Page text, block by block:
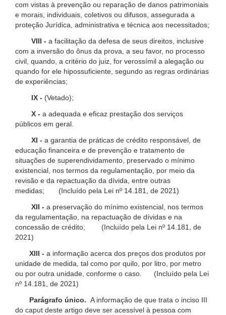
com vistas à prevenção ou reparação de danos patrimoniais
e morais, individuais, coletivos ou difusos, assegurada a
proteção Jurídica, administrativa e técnica aos necessitados;
VIII - a facilitação da defesa de seus direitos, inclusive
com a inversão do ônus da prova, a seu favor, no processo
civil, quando, a critério do juiz, for verossímil a alegação ou
quando for ele hipossuficiente, segundo as regras ordinárias
de experiências;
IX - (Vetado);
X - a adequada e eficaz prestação dos serviços
públicos em geral.
XI - a garantia de práticas de crédito responsável, de
educação financeira e de prevenção e tratamento de
situações de superendividamento, preservado o mínimo
existencial, nos termos da regulamentação, por meio da
revisão e da repactuação da dívida, entre outras
medidas; (Incluído pela Lei nº 14.181, de 2021)
XII - a preservação do mínimo existencial, nos termos
da regulamentação, na repactuação de dívidas e na
concessão de crédito; (Incluído pela Lei nº 14.181, de
2021)
XIII - a informação acerca dos preços dos produtos por
unidade de medida, tal como por quilo, por litro, por metro
ou por outra unidade, conforme o caso. (Incluído pela Lei
nº 14.181, de 2021)
Parágrafo único. A informação de que trata o inciso III
do caput deste artigo deve ser acessível à pessoa com